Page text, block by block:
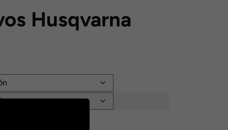
Husqvarna